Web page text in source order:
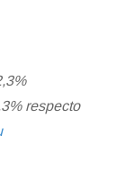
respecto